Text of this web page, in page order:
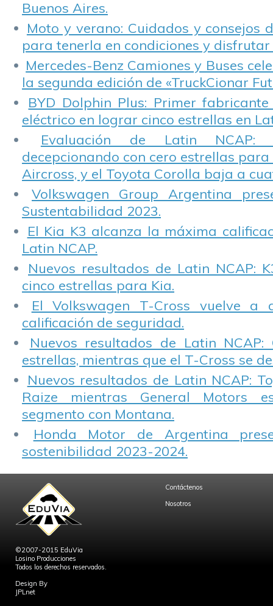
Buenos Aires.
Moto y verano: Cuidados y consejos
para tenerla en condiciones y disfrutar
Mercedes-Benz Camiones y Buses
la segunda edición de «TruckCionar
BYD Dolphin Plus: Primer
eléctrico en lograr cinco estrellas en
Evaluación de Latin NCAP:
decepcionando con cero estrellas para
Aircross, y el Toyota Corolla baja a
Volkswagen Group Argentina
Sustentabilidad 2023.
El Kia K3 alcanza la máxima
Latin NCAP.
Nuevos resultados de Latin NCAP:
cinco estrellas para Kia.
El Volkswagen T-Cross vuelve a
calificación de seguridad.
Nuevos resultados de Latin NCAP:
estrellas, mientras que el T-Cross se
Nuevos resultados de Latin NCAP:
Raize mientras General Motors
segmento con Montana.
Honda Motor de Argentina
sostenibilidad 2023-2024.
©2007-2015 EduVia
Losino Producciones
Todos los derechos reservados.
Design By
JPLnet
Contáctenos
Nosotros